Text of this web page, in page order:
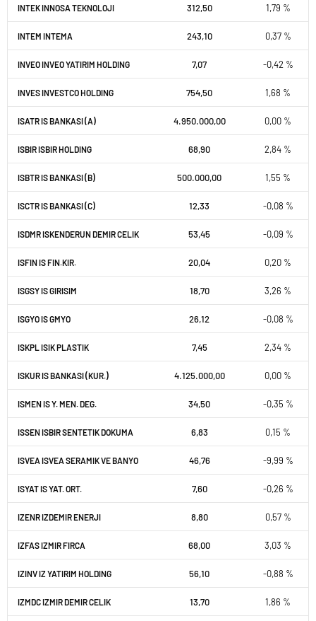
INTEK INNOSA TEKNOLOJI 312,50 1,79 %
INTEM INTEMA 243,10 0,37 %
INVEO INVEO YATIRIM HOLDING 7,07 -0,42 %
INVES INVESTCO HOLDING 754,50 1,68 %
ISATR IS BANKASI (A) 4.950.000,00 0,00 %
ISBIR ISBIR HOLDING 68,90 2,84 %
ISBTR IS BANKASI (B) 500.000,00 1,55 %
ISCTR IS BANKASI (C) 12,33 -0,08 %
ISDMR ISKENDERUN DEMIR CELIK 53,45 -0,09 %
ISFIN IS FIN.KIR. 20,04 0,20 %
ISGSY IS GIRISIM 18,70 3,26 %
ISGYO IS GMYO 26,12 -0,08 %
ISKPL ISIK PLASTIK 7,45 2,34 %
ISKUR IS BANKASI (KUR.) 4.125.000,00 0,00 %
ISMEN IS Y. MEN. DEG. 34,50 -0,35 %
ISSEN ISBIR SENTETIK DOKUMA 6,83 0,15 %
ISVEA ISVEA SERAMIK VE BANYO 46,76 -9,99 %
ISYAT IS YAT. ORT. 7,60 -0,26 %
IZENR IZDEMIR ENERJI 8,80 0,57 %
IZFAS IZMIR FIRCA 68,00 3,03 %
IZINV IZ YATIRIM HOLDING 56,10 -0,88 %
IZMDC IZMIR DEMIR CELIK 13,70 1,86 %